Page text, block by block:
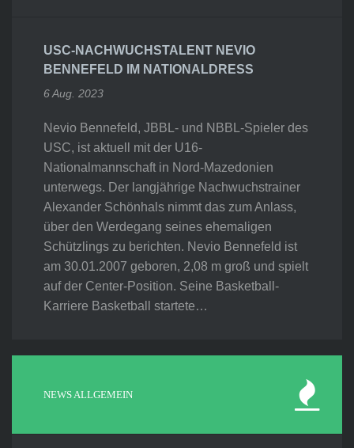
USC-NACHWUCHSTALENT NEVIO
BENNEFELD IM NATIONALDRESS
6 Aug. 2023
Nevio Bennefeld, JBBL- und NBBL-Spieler des
USC, ist aktuell mit der U16-
Nationalmannschaft in Nord-Mazedonien
unterwegs. Der langjährige Nachwuchstrainer
Alexander Schönhals nimmt das zum Anlass,
über den Werdegang seines ehemaligen
Schützlings zu berichten. Nevio Bennefeld ist
am 30.01.2007 geboren, 2,08 m groß und spielt
auf der Center-Position. Seine Basketball-
Karriere Basketball startete…
NEWS ALLGEMEIN